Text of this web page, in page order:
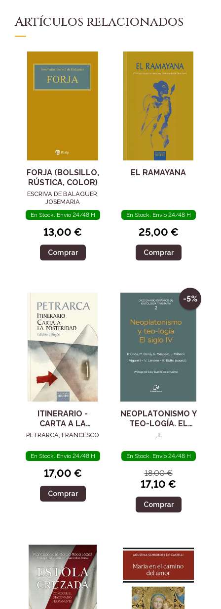
Artículos relacionados
FORJA (BOLSILLO,
RÚSTICA, COLOR)
ESCRIVA DE BALAGUER,
JOSEMARIA
En Stock. Envío 24/48 H
13,00 €
Comprar
EL RAMAYANA
En Stock. Envío 24/48 H
25,00 €
Comprar
ITINERARIO -
CARTA A LA
POSTERIDAD
PETRARCA, FRANCESCO
En Stock. Envío 24/48 H
17,00 €
Comprar
-5%
NEOPLATONISMO Y
TEO-LOGÍA. EL
SIGLO IV
, E
En Stock. Envío 24/48 H
18,00 €
17,10 €
Comprar